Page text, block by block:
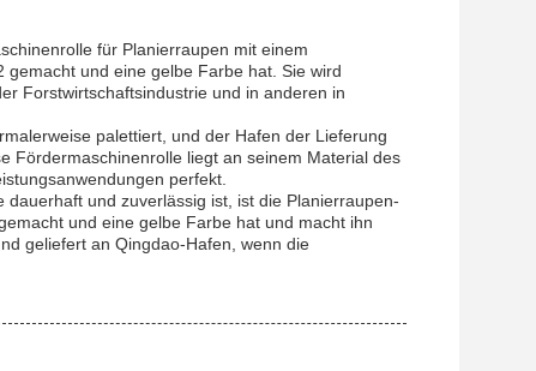
für Planierraupen mit einem
und eine gelbe Farbe hat. Sie wird
Forstwirtschaftsindustrie und in anderen in
palettiert, und der Hafen der Lieferung
Fördermaschinenrolle liegt an seinem Material des
perfekt.
und zuverlässig ist, ist die Planierraupen-
und eine gelbe Farbe hat und macht ihn
geliefert an Qingdao-Hafen, wenn die